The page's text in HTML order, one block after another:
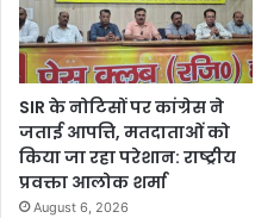
SIR के नोटिसों पर कांग्रेस ने
जताई आपत्ति, मतदाताओं को
किया जा रहा परेशान: राष्ट्रीय
प्रवक्ता आलोक शर्मा
August 6, 2026